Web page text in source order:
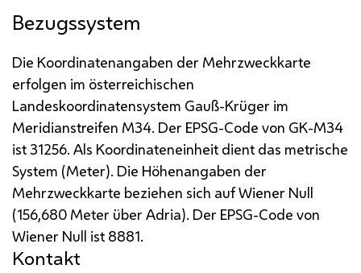
Bezugssystem
Die Koordinatenangaben der Mehrzweckkarte
erfolgen im österreichischen
Landeskoordinatensystem Gauß-Krüger im
Meridianstreifen M34. Der EPSG-Code von GK-M34
ist 31256. Als Koordinateneinheit dient das metrische
System (Meter). Die Höhenangaben der
Mehrzweckkarte beziehen sich auf Wiener Null
(156,680 Meter über Adria). Der EPSG-Code von
Wiener Null ist 8881.
Kontakt